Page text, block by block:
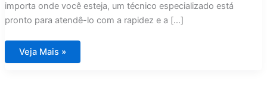
importa onde você esteja, um técnico especializado está
pronto para atendê-lo com a rapidez e a […]
Assistência
Técnica
Veja Mais »